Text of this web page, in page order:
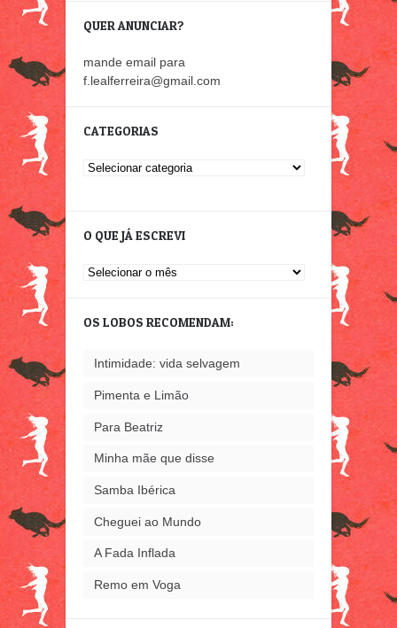
QUER ANUNCIAR?
mande email para
f.lealferreira@gmail.com
CATEGORIAS
Categorias
O QUE JÁ ESCREVI
O
escrevi
OS LOBOS RECOMENDAM:
Intimidade: vida selvagem
Pimenta e Limão
Para Beatriz
Minha mãe que disse
Samba Ibérica
Cheguei ao Mundo
A Fada Inflada
Remo em Voga